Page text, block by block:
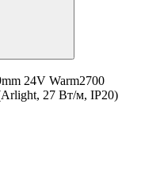
24V Warm2700
27 Вт/м, IP20)